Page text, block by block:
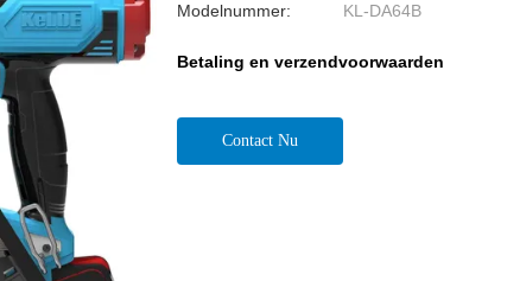
Modelnummer:
KL-DA64B
Betaling en verzendvoorwaarden
Contact Nu